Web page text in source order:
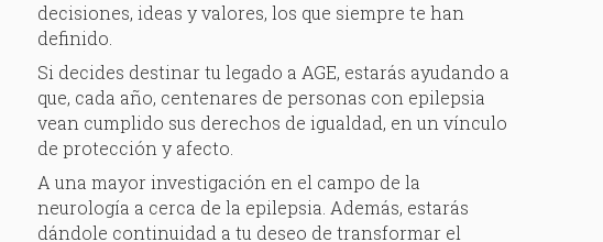
decisiones, ideas y valores, los que siempre te han
definido.
Si decides destinar tu legado a AGE, estarás ayudando a
que, cada año, centenares de personas con epilepsia
vean cumplido sus derechos de igualdad, en un vínculo
de protección y afecto.
A una mayor investigación en el campo de la
neurología a cerca de la epilepsia. Además, estarás
dándole continuidad a tu deseo de transformar el